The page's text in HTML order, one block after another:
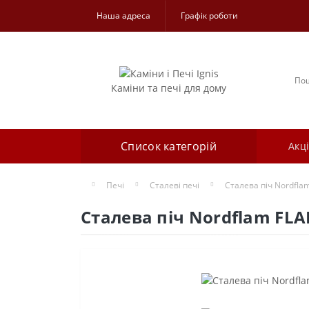
Наша адреса Графік роботи
Каміни та печі для дому
Список категорій
Печі Сталеві печі Сталева піч
Сталева піч Nordflam